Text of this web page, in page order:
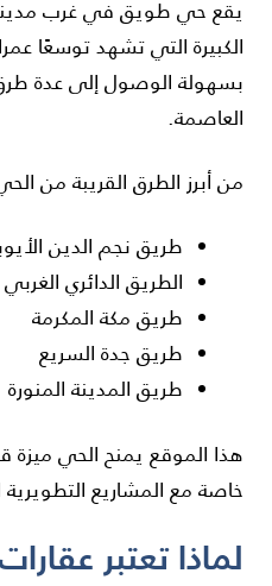
يقع حي طويق في غرب مدينة
الكبيرة التي تشهد توسعًا
بسهولة الوصول إلى عدة
العاصمة.
من أبرز الطرق القريبة من
طريق نجم الدين
الطريق الدائري الغربي
طريق مكة المكرمة
طريق جدة السريع
طريق المدينة المنورة
هذا الموقع يمنح الحي ميزة
خاصة مع المشاريع
لماذا تعتبر